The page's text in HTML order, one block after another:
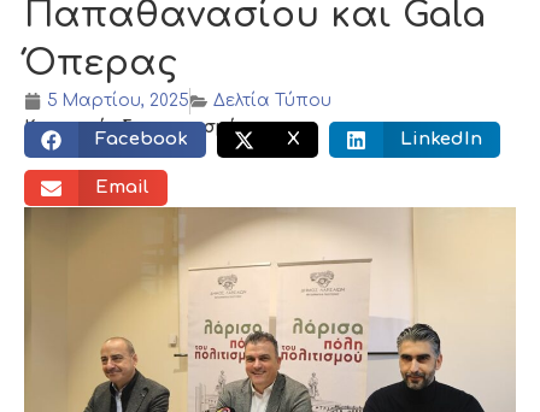
Παπαθανασίου και Gala
Όπερας
5 Μαρτίου, 2025
Δελτία Τύπου
Κοινωνικός διαμοιρασμός:
Facebook X LinkedIn
Email